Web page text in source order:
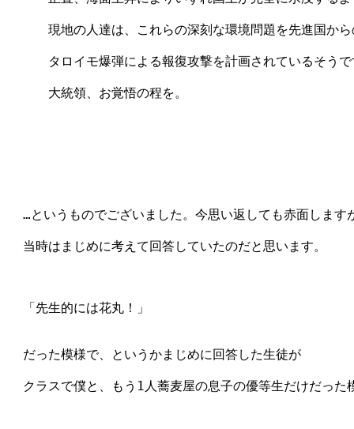
現地の人達は、これらの深刻な環境問題を先進国から
タロイモ爆弾による報復攻撃を計画されているそうで
大統領、お覚悟の程を。
…というものでございました。今思い返しても赤面します
当時はまじめに考えて回答していたのだと思います。
「先生的には花丸！」
だった模様で、というかまじめに回答した生徒が
クラスで僕と、もう1人蕎麦屋の息子の優等生だけだった